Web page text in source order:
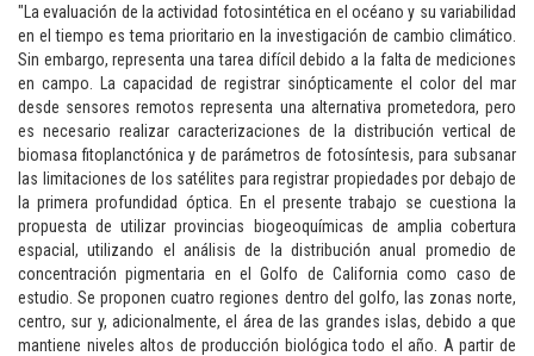
"La evaluación de la actividad fotosintética en el océano y su variabilidad
en el tiempo es tema prioritario en la investigación de cambio climático.
Sin embargo, representa una tarea difícil debido a la falta de mediciones
en campo. La capacidad de registrar sinópticamente el color del mar
desde sensores remotos representa una alternativa prometedora, pero
es necesario realizar caracterizaciones de la distribución vertical de
biomasa fitoplanctónica y de parámetros de fotosíntesis, para subsanar
las limitaciones de los satélites para registrar propiedades por debajo de
la primera profundidad óptica. En el presente trabajo se cuestiona la
propuesta de utilizar provincias biogeoquímicas de amplia cobertura
espacial, utilizando el análisis de la distribución anual promedio de
concentración pigmentaria en el Golfo de California como caso de
estudio. Se proponen cuatro regiones dentro del golfo, las zonas norte,
centro, sur y, adicionalmente, el área de las grandes islas, debido a que
mantiene niveles altos de producción biológica todo el año. A partir de